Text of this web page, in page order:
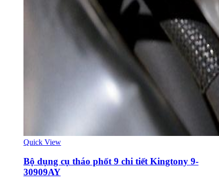
Quick View
Bộ dụng cụ tháo phốt 9 chi tiết Kingtony 9-
30909AY